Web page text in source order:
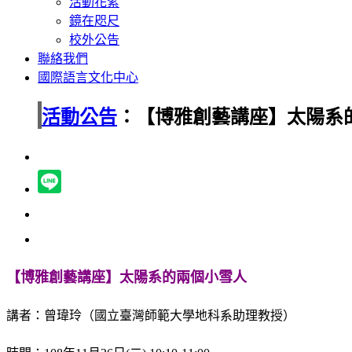
鏡在咫尺
校外公告
聯絡我們
國際語言文化中心
活動公告 ：【博雅創藝講座】太陽系
【博雅創藝講座】太陽系的兩個小雪人
講者：曾瑋玲（國立臺灣師範大學地科系助理教授）